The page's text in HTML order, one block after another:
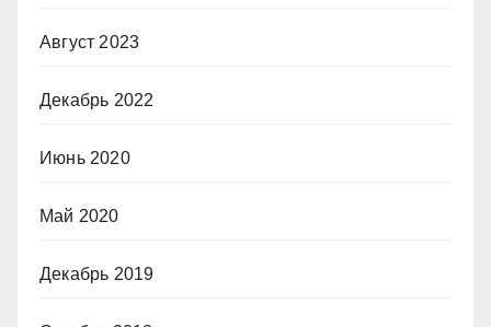
Август 2023
Декабрь 2022
Июнь 2020
Май 2020
Декабрь 2019